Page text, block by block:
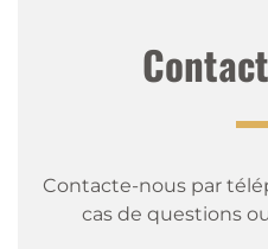
Contacte-nous par
cas de questions